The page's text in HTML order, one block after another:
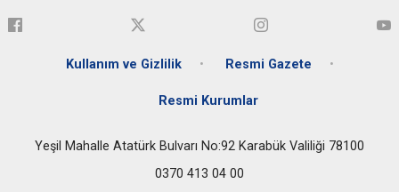
Kullanım ve Gizlilik Resmi Gazete
Resmi Kurumlar
Yeşil Mahalle Atatürk Bulvarı No:92 Karabük Valiliği 78100
0370 413 04 00